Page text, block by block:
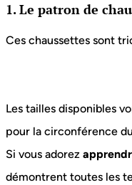
1. Le patron de
Ces chaussettes sont
Les tailles disponibles
pour la circonférence
Si vous adorez
démontrent toutes les